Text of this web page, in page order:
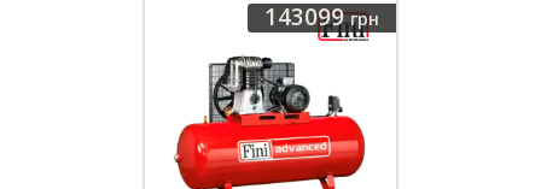
143099грн